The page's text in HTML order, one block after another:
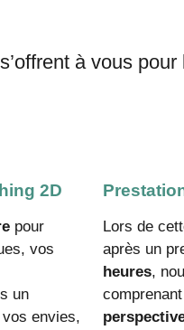
à vous
2D
pour
vos
un
envies,
Lors de
après un
heures,
comprenant